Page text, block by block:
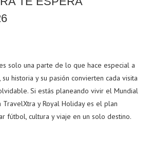
solo una parte de lo que hace especial a
su historia y su pasión convierten cada visita
Si estás planeando vivir el Mundial
TravelXtra y Royal Holiday es el plan
fútbol, cultura y viaje en un solo destino.